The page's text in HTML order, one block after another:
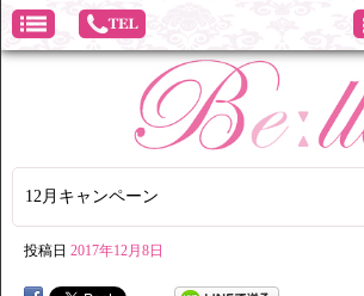
12月キャンペーン
投稿日 2017年12月8日